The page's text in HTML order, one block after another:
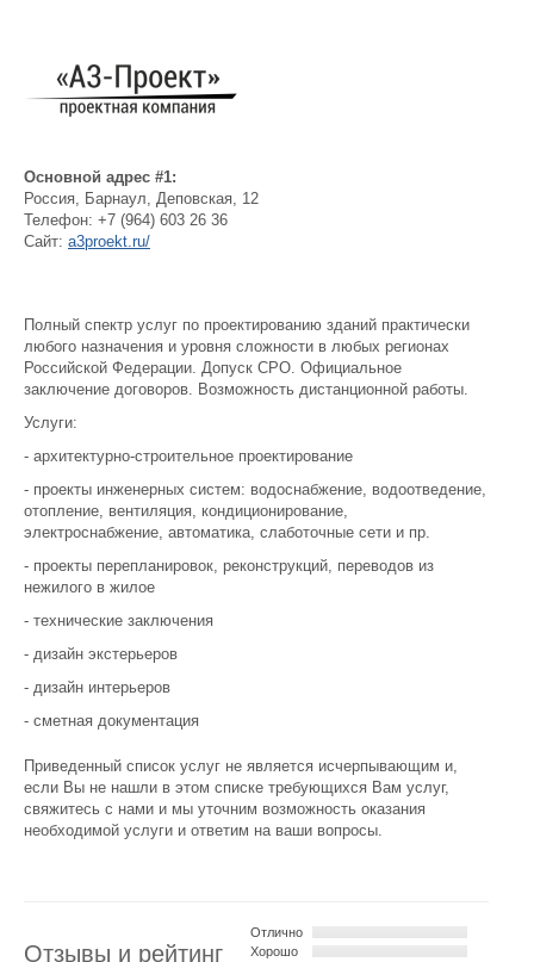
Основной адрес #1:
Россия, Барнаул, Деповская, 12
Телефон: +7 (964) 603 26 36
Сайт: a3proekt.ru/
Полный спектр услуг по проектированию зданий практически
любого назначения и уровня сложности в любых регионах
Российской Федерации. Допуск СРО. Официальное
заключение договоров. Возможность дистанционной работы.
Услуги:
- архитектурно-строительное проектирование
- проекты инженерных систем: водоснабжение, водоотведение,
отопление, вентиляция, кондиционирование,
электроснабжение, автоматика, слаботочные сети и пр.
- проекты перепланировок, реконструкций, переводов из
нежилого в жилое
- технические заключения
- дизайн экстерьеров
- дизайн интерьеров
- сметная документация
Приведенный список услуг не является исчерпывающим и,
если Вы не нашли в этом списке требующихся Вам услуг,
свяжитесь с нами и мы уточним возможность оказания
необходимой услуги и ответим на ваши вопросы.
Отлично
Хорошо
Отзывы и рейтинг